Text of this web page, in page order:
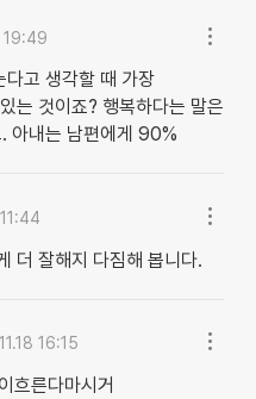
19:49
다고 생각할 때 가장
는 것이죠? 행복하다는 말은
아내는 남편에게 90%
더 잘해지 다짐해 봅니다.
16:15
흐른다마시거